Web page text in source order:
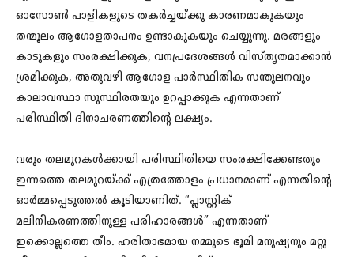
ഓസോൺ പാളികളുടെ തകർച്ചയ്ക്കു കാരണമാകുകയും
തന്മൂലം ആഗോളതാപനം ഉണ്ടാകുകയും ചെയ്യുന്നു. മരങ്ങളും
കാടുകളും സംരക്ഷിക്കുക, വനപ്രദേശങ്ങൾ വിസ്തൃതമാക്കാൻ
ശ്രമിക്കുക, അതുവഴി ആഗോള പാർസ്ഥിതിക സന്തുലനവും
കാലാവസ്ഥാ സുസ്ഥിരതയും ഉറപ്പാക്കുക എന്നതാണ്
പരിസ്ഥിതി ദിനാചരണത്തിന്റെ ലക്ഷ്യം.
വരും തലമുറകൾക്കായി പരിസ്ഥിതിയെ സംരക്ഷിക്കേണ്ടതും
ഇന്നത്തെ തലമുറയ്ക്ക് എത്രത്തോളം പ്രധാനമാണ് എന്നതിന്റെ
ഓർമ്മപ്പെടുത്തൽ കൂടിയാണിത്. “പ്ലാസ്റ്റിക്
മലിനീകരണത്തിനുള്ള പരിഹാരങ്ങൾ” എന്നതാണ്
ഇക്കൊല്ലത്തെ തീം. ഹരിതാഭമായ നമ്മുടെ ഭൂമി മനുഷ്യനും മറ്റു